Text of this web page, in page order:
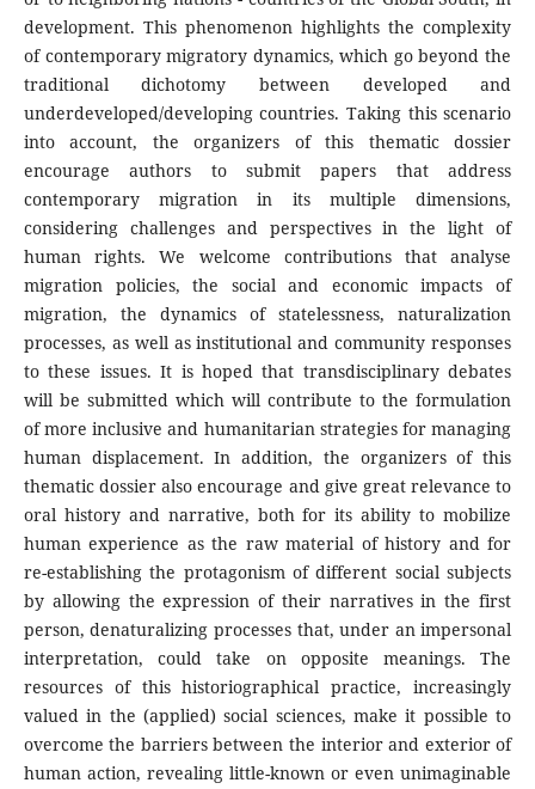
development. This phenomenon highlights the complexity
of contemporary migratory dynamics, which go beyond the
traditional dichotomy between developed and
underdeveloped/developing countries. Taking this scenario
into account, the organizers of this thematic dossier
encourage authors to submit papers that address
contemporary migration in its multiple dimensions,
considering challenges and perspectives in the light of
human rights. We welcome contributions that analyse
migration policies, the social and economic impacts of
migration, the dynamics of statelessness, naturalization
processes, as well as institutional and community responses
to these issues. It is hoped that transdisciplinary debates
will be submitted which will contribute to the formulation
of more inclusive and humanitarian strategies for managing
human displacement. In addition, the organizers of this
thematic dossier also encourage and give great relevance to
oral history and narrative, both for its ability to mobilize
human experience as the raw material of history and for
re-establishing the protagonism of different social subjects
by allowing the expression of their narratives in the first
person, denaturalizing processes that, under an impersonal
interpretation, could take on opposite meanings. The
resources of this historiographical practice, increasingly
valued in the (applied) social sciences, make it possible to
overcome the barriers between the interior and exterior of
human action, revealing little-known or even unimaginable